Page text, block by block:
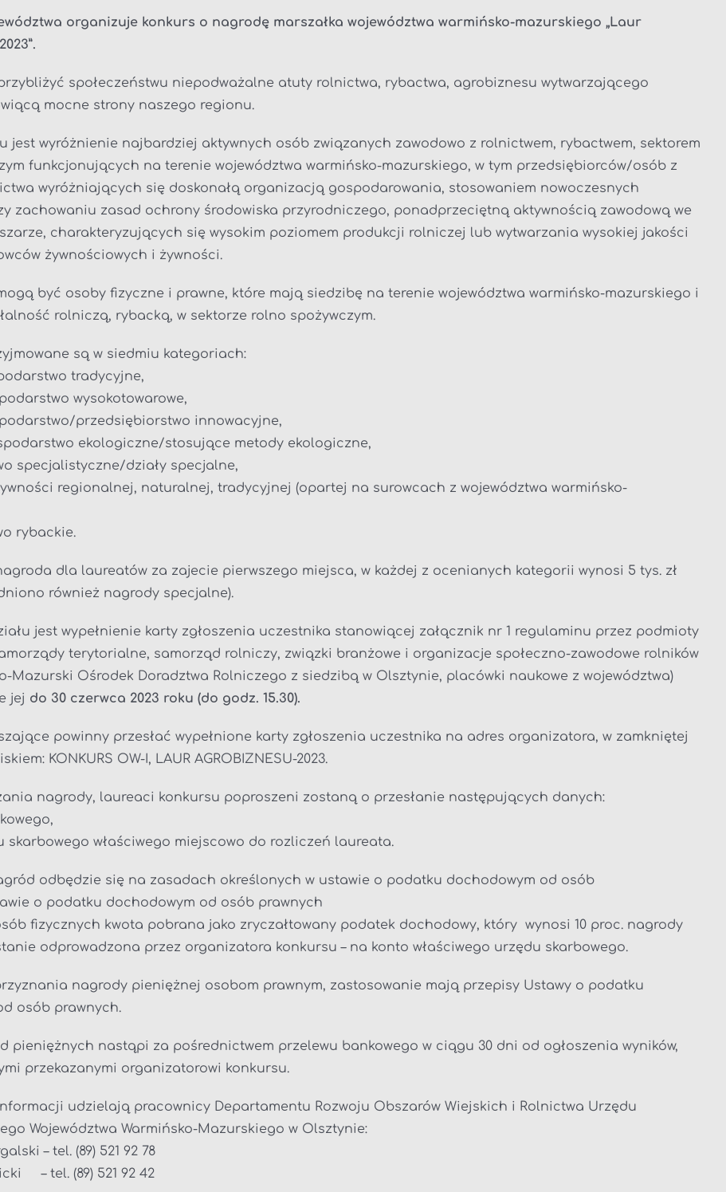
organizuje konkurs o nagrodę marszałka województwa warmińsko-mazurskiego „Laur
społeczeństwu niepodważalne atuty rolnictwa, rybactwa, agrobiznesu wytwarzającego
mocne strony naszego regionu.
jest wyróżnienie najbardziej aktywnych osób związanych zawodowo z rolnictwem, rybactwem, sektorem
funkcjonujących na terenie województwa warmińsko-mazurskiego, w tym przedsiębiorców/osób z
wyróżniających się doskonałą organizacją gospodarowania, stosowaniem nowoczesnych
zachowaniu zasad ochrony środowiska przyrodniczego, ponadprzeciętną aktywnością zawodową we
charakteryzujących się wysokim poziomem produkcji rolniczej lub wytwarzania wysokiej jakości
żywnościowych i żywności.
być osoby fizyczne i prawne, które mają siedzibę na terenie województwa warmińsko-mazurskiego i
rolniczą, rybacką, w sektorze rolno spożywczym.
są w siedmiu kategoriach:
tradycyjne,
wysokotowarowe,
przedsiębiorstwo innowacyjne,
ekologiczne/stosujące metody ekologiczne,
specjalistyczne/działy specjalne,
regionalnej, naturalnej, tradycyjnej (opartej na surowcach z województwa warmińsko-
rybackie.
dla laureatów za zajecie pierwszego miejsca, w każdej z ocenianych kategorii wynosi 5 tys. zł
również nagrody specjalne).
jest wypełnienie karty zgłoszenia uczestnika stanowiącej załącznik nr 1 regulaminu przez podmioty
terytorialne, samorząd rolniczy, związki branżowe i organizacje społeczno-zawodowe rolników
Mazurski Ośrodek Doradztwa Rolniczego z siedzibą w Olsztynie, placówki naukowe z województwa)
jej do 30 czerwca 2023 roku (do godz. 15.30).
powinny przesłać wypełnione karty zgłoszenia uczestnika na adres organizatora, w zamkniętej
KONKURS OW-I, LAUR AGROBIZNESU-2023.
nagrody, laureaci konkursu poproszeni zostaną o przesłanie następujących danych:
skarbowego właściwego miejscowo do rozliczeń laureata.
odbędzie się na zasadach określonych w ustawie o podatku dochodowym od osób
o podatku dochodowym od osób prawnych
fizycznych kwota pobrana jako zryczałtowany podatek dochodowy, który wynosi 10 proc. nagrody
odprowadzona przez organizatora konkursu – na konto właściwego urzędu skarbowego.
nagrody pieniężnej osobom prawnym, zastosowanie mają przepisy Ustawy o podatku
osób prawnych.
pieniężnych nastąpi za pośrednictwem przelewu bankowego w ciągu 30 dni od ogłoszenia wyników,
przekazanymi organizatorowi konkursu.
udzielają pracownicy Departamentu Rozwoju Obszarów Wiejskich i Rolnictwa Urzędu
Województwa Warmińsko-Mazurskiego w Olsztynie:
– tel. (89) 521 92 78
– tel. (89) 521 92 42